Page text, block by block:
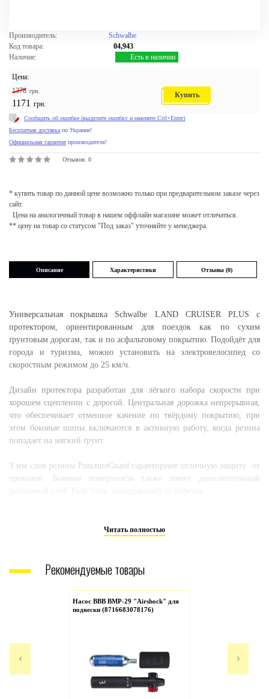
Производитель:
Schwalbe
Код товара:
04,943
Наличие:
Есть в наличии
Цена:
1378 грн.
1171 грн.
Купить
Сообщить об ошибке (выделите ошибку и нажмите Ctrl+Enter)
Бесплатная доставка по Украине!
Официальная гарантия производителя!
Отзывов: 0
* купить товар по данной цене возможно только при предварительном заказе через
сайт.
Цена на аналогичный товар в нашем оффлайн магазине может отличаться.
** цену на товар со статусом "Под заказ" уточняйте у менеджера.
Описание Характеристики Отзывы (0)
Универсальная покрышка Schwalbe LAND CRUISER PLUS с
протектором, ориентированным для поездок как по сухим
ґрунтовым дорогам, так и по асфальтовому покрытию. Подойдёт для
города и туризма, можно установить на электровелосипед со
скоростным режимом до 25 км/ч.
Дизайн протектора разработан для лёгкого набора скорости при
хорошем сцеплении с дорогой. Центральная дорожка непрерывная,
что обеспечивает отменное качение по твёрдому покрытию, при
этом боковые шипы включаются в активную работу, когда резина
попадает на мягкий ґрунт.
3 мм слоя резины PunctureGuard гарантируют отличную защиту от
проколов. Боковая поверхность также имеет дополнительный
универсальность и прочность покрышки.
Размер: 28x2.15 (55-622).
Рекомендуемое давление: 2-4 Bar.
Версия: PunctureGuard.
EPI: 50.
Бескамерное использование: нет.
Цвет: чёрный + светоотражающая полоса.
Читать полностью
Рекомендуемые товары
Насос BBB BMP-29 "Airshock" для
подвески (8716683078176)